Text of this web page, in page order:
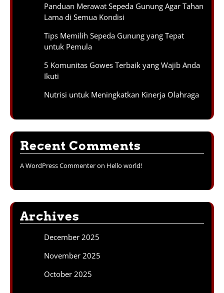
Panduan Merawat Sepeda Gunung Agar Tahan
Lama di Semua Kondisi
Tips Memilih Sepeda Gunung yang Tepat
untuk Pemula
5 Komunitas Gowes Terbaik yang Wajib Anda
Ikuti
Nutrisi untuk Meningkatkan Kinerja Olahraga
Recent Comments
A WordPress Commenteron Hello world!
Archives
December 2025
November 2025
October 2025